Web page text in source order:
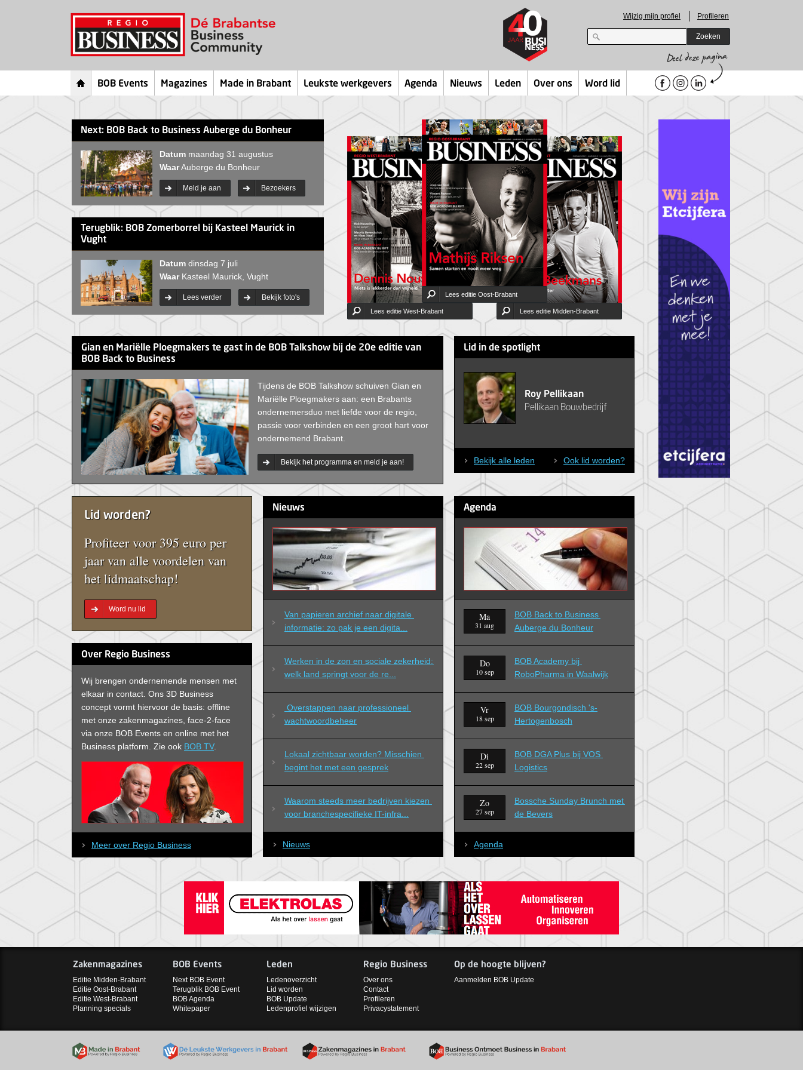
Wijzig mijn profiel Profileren
Zoeken
BOB Events Magazines Made in Brabant Leukste werkgevers Agenda Nieuws Leden Over ons Word lid
Next: BOB Back to Business Auberge du Bonheur
Datum maandag 31 augustus
WaarAuberge du Bonheur
Meld je aan Bezoekers
Terugblik: BOB Zomerborrel bij Kasteel Maurick in
Vught
Datum dinsdag 7 juli
WaarKasteel Maurick, Vught
Lees verder Bekijk foto's
Lees editie West-Brabant
Lees editie Oost-Brabant
Lees editie Midden-Brabant
Gian en Mariëlle Ploegmakers te gast in de BOB Talkshow bij de 20e editie van
BOB Back to Business
Tijdens de BOB Talkshow schuiven Gian en
Mariëlle Ploegmakers aan: een Brabants
ondernemersduo met liefde voor de regio,
passie voor verbinden en een groot hart voor
ondernemend Brabant.
Bekijk het programma en meld je aan!
Lid in de spotlight
Roy Pellikaan
Pellikaan Bouwbedrijf
Bekijk alle leden Ook lid worden?
Lid worden?
Profiteer voor 395 euro per
jaar van alle voordelen van
het lidmaatschap!
Word nu lid
Over Regio Business
Wij brengen ondernemende mensen met
elkaar in contact. Ons 3D Business
concept vormt hiervoor de basis: offline
met onze zakenmagazines, face-2-face
via onze BOB Events en online met het
Business platform. Zie ook BOB TV.
Meer over Regio Business
Nieuws
Van papieren archief naar digitale
informatie: zo pak je een digita...
Werken in de zon en sociale zekerheid:
welk land springt voor de re...
wachtwoordbeheer
Lokaal zichtbaar worden? Misschien
begint het met een gesprek
Waarom steeds meer bedrijven kiezen
voor branchespecifieke IT-infra...
Nieuws
Agenda
Ma
31 aug
BOB Back to Business
Auberge du Bonheur
Do
10 sep
BOB Academy bij
RoboPharma in Waalwijk
Vr
18 sep
BOB Bourgondisch 's-
Hertogenbosch
Di
22 sep
BOB DGA Plus bij VOS
Logistics
Zo
27 sep
Bossche Sunday Brunch met
de Bevers
Agenda
Zakenmagazines
Editie Midden-Brabant
Editie Oost-Brabant
Editie West-Brabant
Planning specials
BOB Events
Next BOB Event
Terugblik BOB Event
BOB Agenda
Whitepaper
Leden
Ledenoverzicht
Lid worden
BOB Update
Ledenprofiel wijzigen
Regio Business
Over ons
Contact
Profileren
Privacystatement
Op de hoogte blijven?
Aanmelden BOB Update